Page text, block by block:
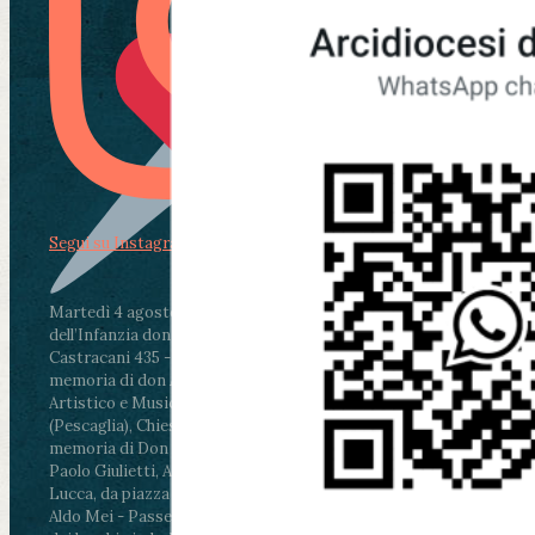
Martedì 4 agosto2026
ore 11:30 - Lucca, Scuola
dell’Infanzia don Aldo Mei - Viale Castruccio
Castracani 435 - Inaugurazione murales in
memoria di don Aldo Mei curato dal Liceo
Artistico e Musicale “Passaglia”
ore 18 - Fiano
(Pescaglia), Chiesa parrocchiale - Messa in
memoria di Don Aldo Mei celebrata da mons.
Paolo Giulietti, Arcivescovo di Lucca
ore 20.30 -
Lucca, da piazza San Michele al Cippo di don
Aldo Mei - Passeggiata della Memoria in alcuni
Segui su Instagram